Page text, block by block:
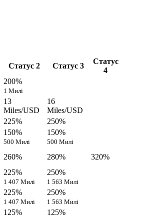
Статус 2 Статус 3
Статус
4
200%
1 Милі
13
Miles/USD
16
Miles/USD
225%
250%
150%
500 Милі
150%
500 Милі
260% 280% 320%
225%
1 407 Милі
250%
1 563 Милі
225%
1 407 Милі
250%
1 563 Милі
125% 125%